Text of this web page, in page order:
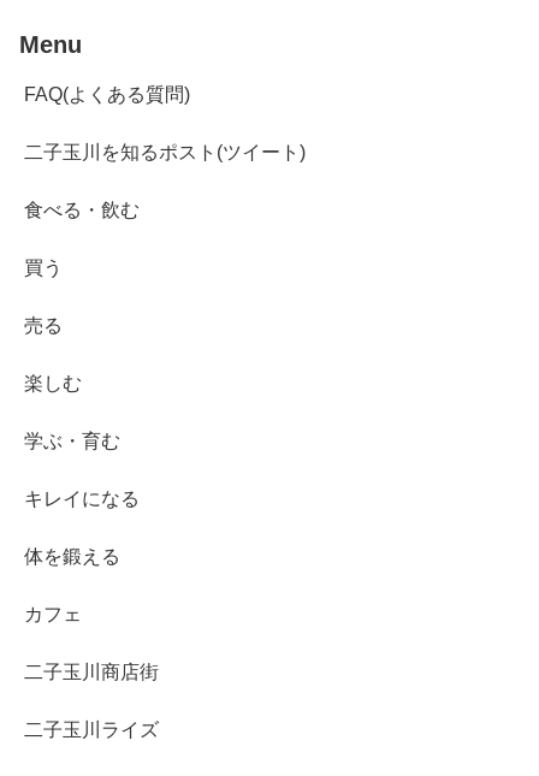
Menu
FAQ(よくある質問)
二子玉川を知るポスト(ツイート)
食べる・飲む
買う
売る
楽しむ
学ぶ・育む
キレイになる
体を鍛える
カフェ
二子玉川商店街
二子玉川ライズ